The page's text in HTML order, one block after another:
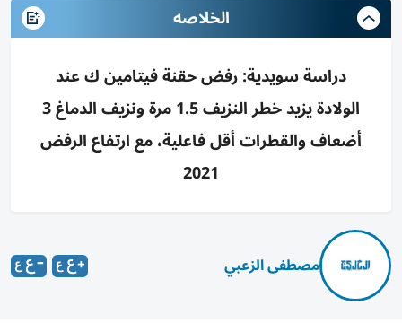
الخلاصه
دراسة سويدية: رفض حقنة فيتامين ك عند
الولادة يزيد خطر النزيف 1.5 مرة ونزيف الدماغ 3
أضعاف والقطرات أقل فاعلية، مع ارتفاع الرفض
2021
مصطفى الزعبي